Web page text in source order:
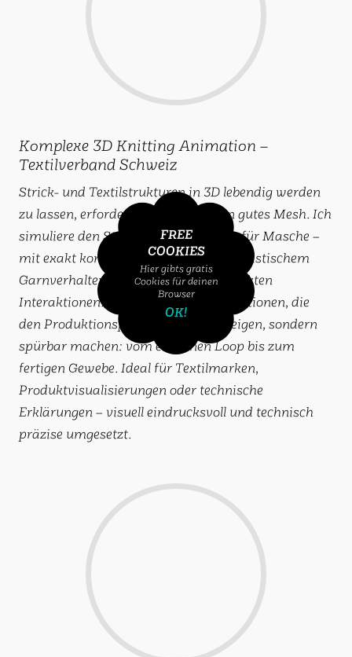
Komplexe 3D Knitting Animation –
Textilverband Schweiz
Strick- und Textilstrukturen in 3D lebendig werden
zu lassen, erfordert mehr als nur ein gutes Mesh. Ich
simuliere den Strickvorgang Masche für Masche –
mit exakt kontrollierter Bewegung, realistischem
Garnverhalten und physikalisch korrekten
Interaktionen. Dabei entstehen Animationen, die
den Produktionsprozess nicht nur zeigen, sondern
spürbar machen: vom einzelnen Loop bis zum
fertigen Gewebe. Ideal für Textilmarken,
Produktvisualisierungen oder technische
Erklärungen – visuell eindrucksvoll und technisch
präzise umgesetzt.
FREE
COOKIES
Hier gibts gratis
Cookies für deinen
Browser
OK!